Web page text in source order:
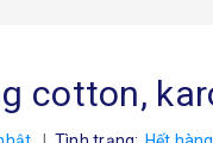
cotton,